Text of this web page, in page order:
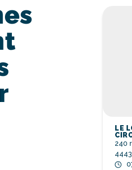
LE
240